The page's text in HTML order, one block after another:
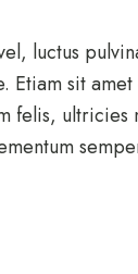
luctus
Etiam sit
felis,